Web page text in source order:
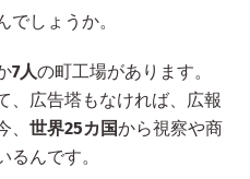
しょうか。
7人の町工場があります。
、広告塔もなければ、広報
、世界25カ国から視察や商
んです。